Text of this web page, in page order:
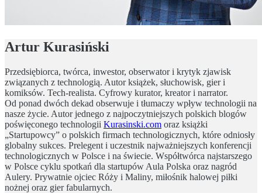
Artur Kurasiński
Przedsiębiorca, twórca, inwestor, obserwator i krytyk zjawisk
związanych z technologią. Autor książek, słuchowisk, gier i
komiksów. Tech-realista. Cyfrowy kurator, kreator i narrator.
Od ponad dwóch dekad obserwuje i tłumaczy wpływ technologii na
nasze życie. Autor jednego z najpoczytniejszych polskich blogów
poświęconego technologii Kurasinski.com oraz książki
„Startupowcy” o polskich firmach technologicznych, które odniosły
globalny sukces. Prelegent i uczestnik najważniejszych konferencji
technologicznych w Polsce i na świecie. Współtwórca najstarszego
w Polsce cyklu spotkań dla startupów Aula Polska oraz nagród
Aulery. Prywatnie ojciec Róży i Maliny, miłośnik halowej piłki
nożnej oraz gier fabularnych.